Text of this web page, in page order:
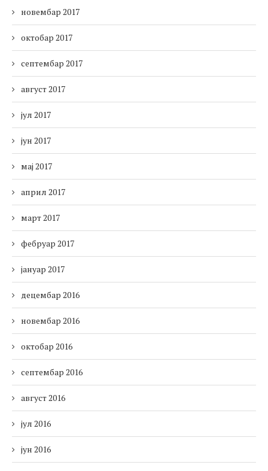
новембар 2017
октобар 2017
септембар 2017
август 2017
јул 2017
јун 2017
мај 2017
април 2017
март 2017
фебруар 2017
јануар 2017
децембар 2016
новембар 2016
октобар 2016
септембар 2016
август 2016
јул 2016
јун 2016